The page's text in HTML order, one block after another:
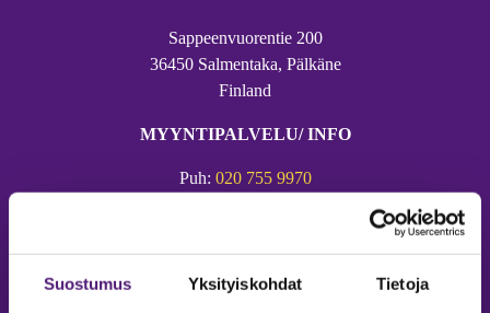
Suostumus Yksityiskohdat Tietoja
Sappeenvuorentie 200
36450 Salmentaka, Pälkäne
Finland
MYYNTIPALVELU/ INFO
Puh: 020 755 9970